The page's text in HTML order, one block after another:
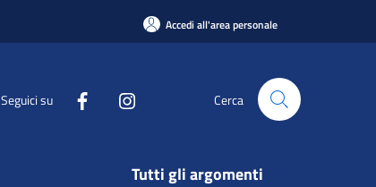
Accedi all'area personale
Seguici su Cerca
Tutti gli argomenti